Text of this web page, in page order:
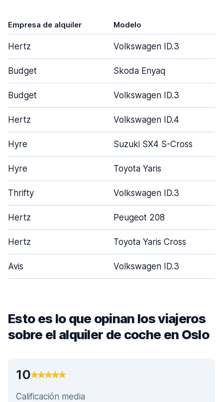
Empresa de alquiler Modelo
Hertz Volkswagen ID.3
Budget Skoda Enyaq
Budget Volkswagen ID.3
Hertz Volkswagen ID.4
Hyre Suzuki SX4 S-Cross
Hyre Toyota Yaris
Thrifty Volkswagen ID.3
Hertz Peugeot 208
Hertz Toyota Yaris Cross
Avis Volkswagen ID.3
Esto es lo que opinan los viajeros
sobre el alquiler de coche en Oslo
10
Calificación media